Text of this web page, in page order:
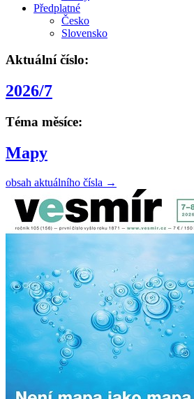
Předplatné
Česko
Slovensko
Aktuální číslo:
2026/7
Téma měsíce:
Mapy
obsah aktuálního čísla →